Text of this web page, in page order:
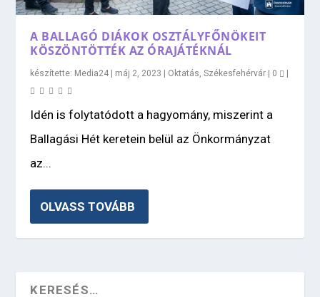
A BALLAGÓ DIÁKOK OSZTÁLYFŐNÖKEIT
KÖSZÖNTÖTTÉK AZ ÓRAJÁTÉKNÁL
készítette: Media24 máj 2, 2023 Oktatás,Székesfehérvár 0
Idén is folytatódott a hagyomány, miszerint a
Ballagási Hét keretein belül az Önkormányzat
az...
OLVASS TOVÁBB